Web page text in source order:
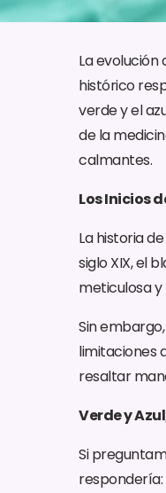
La evolución
histórico
verde y el
de la
calmantes.
Los Inicios
La historia
siglo XIX, el
meticulosa
Sin
limitaciones
resaltar
Verde y
Si
respondería: